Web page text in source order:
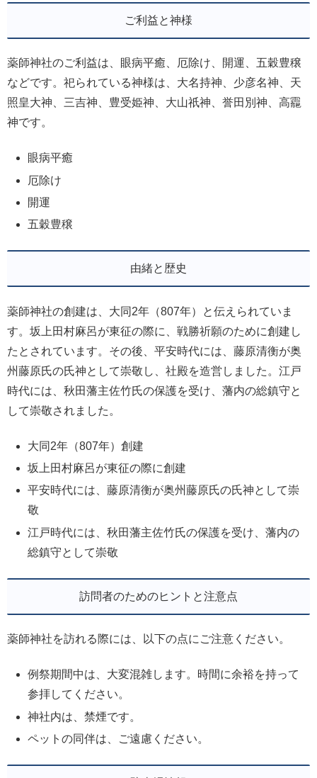
ご利益と神様
薬師神社のご利益は、眼病平癒、厄除け、開運、五穀豊穣
などです。祀られている神様は、大名持神、少彦名神、天
照皇大神、三吉神、豊受姫神、大山祇神、誉田別神、高龗
神です。
眼病平癒
厄除け
開運
五穀豊穣
由緒と歴史
薬師神社の創建は、大同2年（807年）と伝えられていま
す。坂上田村麻呂が東征の際に、戦勝祈願のために創建し
たとされています。その後、平安時代には、藤原清衡が奥
州藤原氏の氏神として崇敬し、社殿を造営しました。江戸
時代には、秋田藩主佐竹氏の保護を受け、藩内の総鎮守と
して崇敬されました。
大同2年（807年）創建
坂上田村麻呂が東征の際に創建
平安時代には、藤原清衡が奥州藤原氏の氏神として崇
敬
江戸時代には、秋田藩主佐竹氏の保護を受け、藩内の
総鎮守として崇敬
訪問者のためのヒントと注意点
薬師神社を訪れる際には、以下の点にご注意ください。
例祭期間中は、大変混雑します。時間に余裕を持って
参拝してください。
神社内は、禁煙です。
ペットの同伴は、ご遠慮ください。